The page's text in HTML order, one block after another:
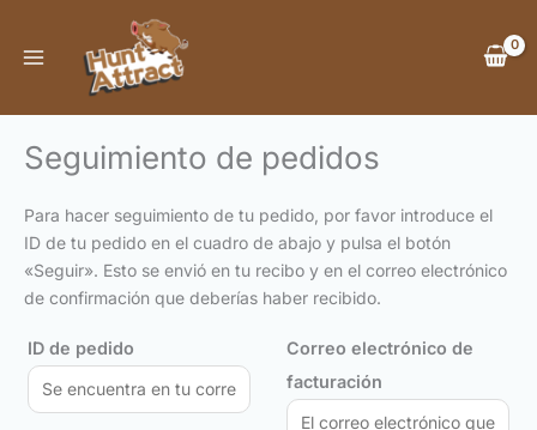
contenido
Seguimiento de pedidos
Para hacer seguimiento de tu pedido, por favor introduce el
ID de tu pedido en el cuadro de abajo y pulsa el botón
«Seguir». Esto se envió en tu recibo y en el correo electrónico
de confirmación que deberías haber recibido.
ID de pedido
Correo electrónico de
facturación